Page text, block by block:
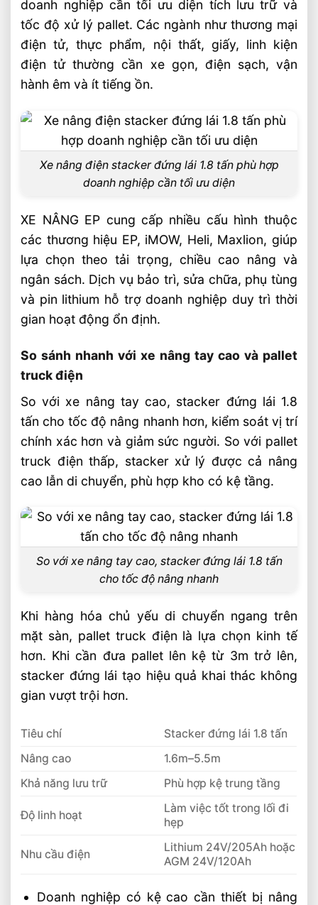
doanh nghiệp cần tối ưu diện tích lưu trữ và
tốc độ xử lý pallet. Các ngành như thương mại
điện tử, thực phẩm, nội thất, giấy, linh kiện
điện tử thường cần xe gọn, điện sạch, vận
hành êm và ít tiếng ồn.
Xe nâng điện stacker đứng lái 1.8 tấn phù hợp
doanh nghiệp cần tối ưu diện
XE NÂNG EP cung cấp nhiều cấu hình thuộc
các thương hiệu EP, iMOW, Heli, Maxlion, giúp
lựa chọn theo tải trọng, chiều cao nâng và
ngân sách. Dịch vụ bảo trì, sửa chữa, phụ tùng
và pin lithium hỗ trợ doanh nghiệp duy trì thời
gian hoạt động ổn định.
So sánh nhanh với xe nâng tay cao và pallet
truck điện
So với xe nâng tay cao, stacker đứng lái 1.8
tấn cho tốc độ nâng nhanh hơn, kiểm soát vị trí
chính xác hơn và giảm sức người. So với pallet
truck điện thấp, stacker xử lý được cả nâng
cao lẫn di chuyển, phù hợp kho có kệ tầng.
So với xe nâng tay cao, stacker đứng lái 1.8 tấn
cho tốc độ nâng nhanh
Khi hàng hóa chủ yếu di chuyển ngang trên
mặt sàn, pallet truck điện là lựa chọn kinh tế
hơn. Khi cần đưa pallet lên kệ từ 3m trở lên,
stacker đứng lái tạo hiệu quả khai thác không
gian vượt trội hơn.
Tiêu chí
Stacker đứng lái 1.8 tấn
Nâng cao
1.6m–5.5m
Khả năng lưu trữ
Phù hợp kệ trung tầng
Độ linh hoạt
Làm việc tốt trong lối đi
hẹp
Nhu cầu điện
Lithium 24V/205Ah hoặc
AGM 24V/120Ah
Doanh nghiệp có kệ cao cần thiết bị nâng